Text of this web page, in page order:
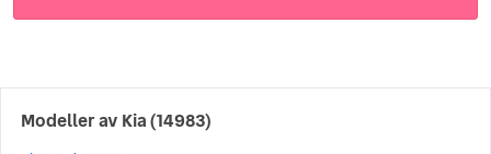
Modeller av Kia(14983)